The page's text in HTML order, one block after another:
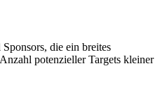
die ein breites
potenzieller Targets kleiner